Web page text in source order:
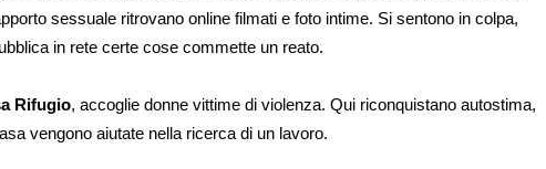
sessuale ritrovano online filmati e foto intime. Si sentono in colpa,
in rete certe cose commette un reato.
Rifugio, accoglie donne vittime di violenza. Qui riconquistano autostima,
vengono aiutate nella ricerca di un lavoro.